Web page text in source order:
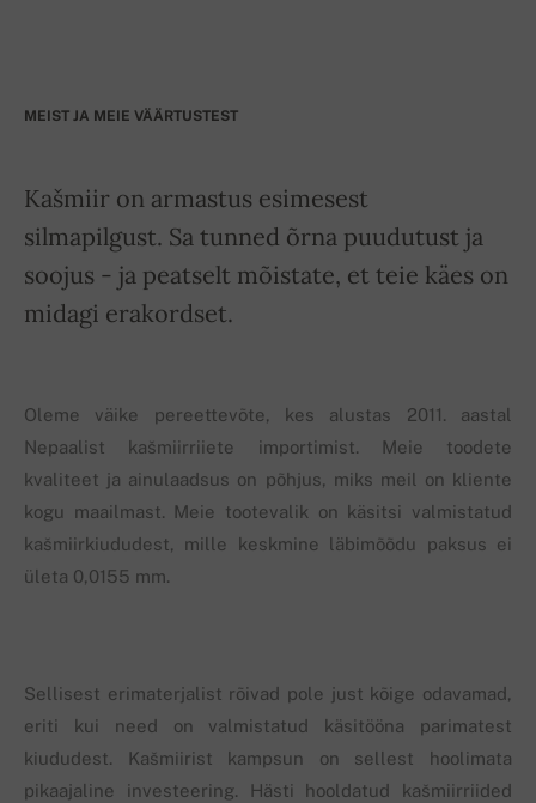
MEIST JA MEIE VÄÄRTUSTEST
Kašmiir on armastus esimesest
silmapilgust. Sa tunned õrna puudutust ja
soojus - ja peatselt mõistate, et teie käes on
midagi erakordset.
Oleme väike pereettevõte, kes alustas 2011. aastal
Nepaalist kašmiirriiete importimist. Meie toodete
kvaliteet ja ainulaadsus on põhjus, miks meil on kliente
kogu maailmast. Meie tootevalik on käsitsi valmistatud
kašmiirkiududest, mille keskmine läbimõõdu paksus ei
ületa 0,0155 mm.
Sellisest erimaterjalist rõivad pole just kõige odavamad,
eriti kui need on valmistatud käsitööna parimatest
kiududest. Kašmiirist kampsun on sellest hoolimata
pikaajaline investeering. Hästi hooldatud kašmiirriided